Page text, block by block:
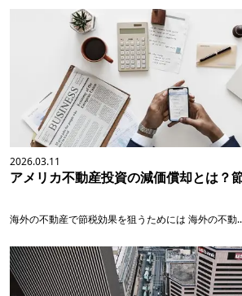
2026.03.11
アメリカ不動産投資の減価償却とは？
海外の不動産で節税効果を狙うためには 海外の不動